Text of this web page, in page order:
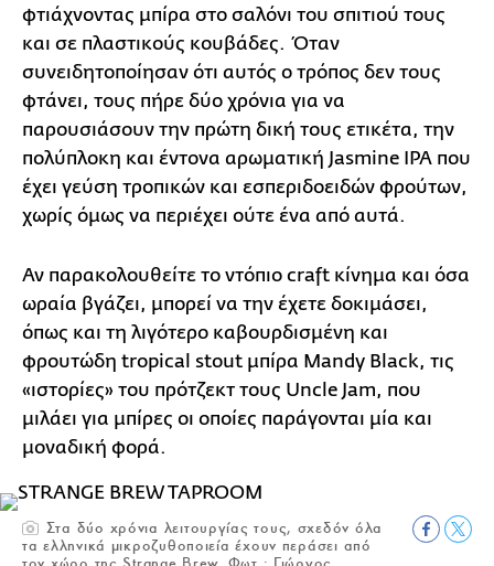
φτιάχνοντας μπίρα στο σαλόνι του σπιτιού τους
και σε πλαστικούς κουβάδες. Όταν
συνειδητοποίησαν ότι αυτός ο τρόπος δεν τους
φτάνει, τους πήρε δύο χρόνια για να
παρουσιάσουν την πρώτη δική τους ετικέτα, την
πολύπλοκη και έντονα αρωματική Jasmine IPA που
έχει γεύση τροπικών και εσπεριδοειδών φρούτων,
χωρίς όμως να περιέχει ούτε ένα από αυτά.
Αν παρακολουθείτε το ντόπιο craft κίνημα και όσα
ωραία βγάζει, μπορεί να την έχετε δοκιμάσει,
όπως και τη λιγότερο καβουρδισμένη και
φρουτώδη tropical stout μπίρα Mandy Black, τις
«ιστορίες» του πρότζεκτ τους Uncle Jam, που
μιλάει για μπίρες οι οποίες παράγονται μία και
μοναδική φορά.
Στα δύο χρόνια λειτουργίας τους, σχεδόν όλα
τα ελληνικά μικροζυθοποιεία έχουν περάσει από